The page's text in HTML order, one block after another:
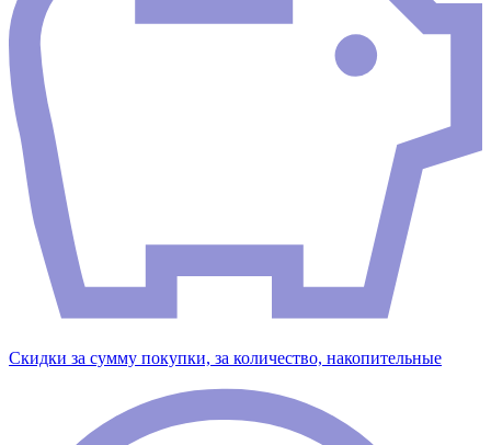
Скидки за сумму покупки, за количество, накопительные